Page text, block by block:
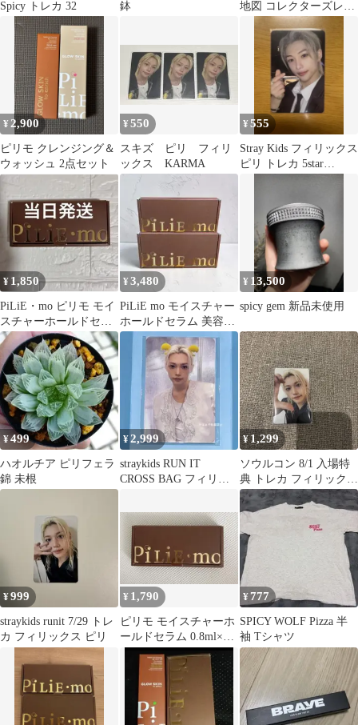
Spicy トレカ 32
鉢
地図 コレクターズレア
CR 1枚
¥ 2,900
ピリモ クレンジング＆
ウォッシュ 2点セット
¥550
スキズ ピリ フィリ
ックス KARMA
¥555
Stray Kids フィリックス
ピリ トレカ 5star
¥ 1,850
PiLiE・mo ピリモ モイ
スチャーホールドセラ
ム 薬用美容液 28包
¥3,480
PiLiE mo モイスチャー
ホールドセラム 美容液
ピリモ 美白 シワ ニキ
¥ 13,500
spicy gem 新品未使用
¥499
ハオルチア ピリフェラ
錦 未根
¥2,999
straykids RUN IT
CROSS BAG フィリッ
¥1,299
ソウルコン 8/1 入場特
典 トレカ フィリック
ス ピリ スキズ
¥999
straykids runit 7/29 トレ
カ フィリックス ピリ
¥ 1,790
ピリモ モイスチャーホ
ールドセラム 0.8ml×28
¥777
SPICY WOLF Pizza 半
袖 Tシャツ